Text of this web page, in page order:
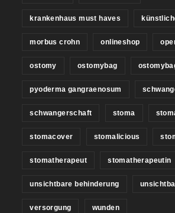
krankenhaus must haves
morbus crohn onlineshop
ostomy ostomybag
pyoderma gangraenosum
schwangerschaft stoma
stomacover stomalicious
stomatherapeut stomatherapeutin
unsichtbare behinderung
versorgung wunden